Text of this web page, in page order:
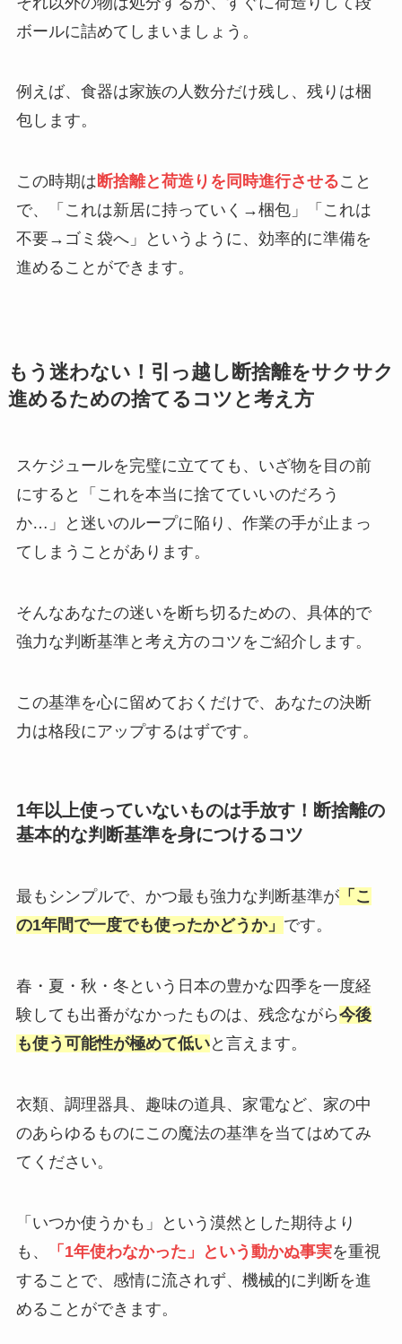
ボールに詰めてしまいましょう。
例えば、食器は家族の人数分だけ残し、残りは梱
包します。
この時期は断捨離と荷造りを同時進行させること
で、「これは新居に持っていく→梱包」「これは
不要→ゴミ袋へ」というように、効率的に準備を
進めることができます。
もう迷わない！引っ越し断捨離をサクサク
進めるための捨てるコツと考え方
スケジュールを完璧に立てても、いざ物を目の前
にすると「これを本当に捨てていいのだろう
か…」と迷いのループに陥り、作業の手が止まっ
てしまうことがあります。
そんなあなたの迷いを断ち切るための、具体的で
強力な判断基準と考え方のコツをご紹介します。
この基準を心に留めておくだけで、あなたの決断
力は格段にアップするはずです。
1年以上使っていないものは手放す！断捨離の
基本的な判断基準を身につけるコツ
最もシンプルで、かつ最も強力な判断基準が「こ
の1年間で一度でも使ったかどうか」 です。
春・夏・秋・冬という日本の豊かな四季を一度経
験しても出番がなかったものは、残念ながら今後
も使う可能性が極めて低いと言えます。
衣類、調理器具、趣味の道具、家電など、家の中
のあらゆるものにこの魔法の基準を当てはめてみ
てください。
「いつか使うかも」という漠然とした期待より
も、
「1年使わなかった」という動かぬ事実を重視
することで、感情に流されず、機械的に判断を進
めることができます。